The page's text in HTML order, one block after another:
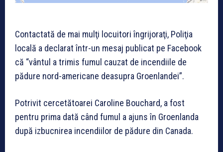
Contactată de mai mulţi locuitori îngrijoraţi, Poliţia
locală a declarat într-un mesaj publicat pe Facebook
că “vântul a trimis fumul cauzat de incendiile de
pădure nord-americane deasupra Groenlandei”.
Potrivit cercetătoarei Caroline Bouchard, a fost
pentru prima dată când fumul a ajuns în Groenlanda
după izbucnirea incendiilor de pădure din Canada.